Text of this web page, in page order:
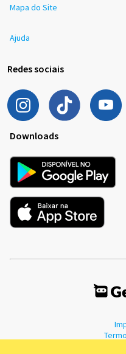
Mapa do Site
Ajuda
Redes sociais
Downloads